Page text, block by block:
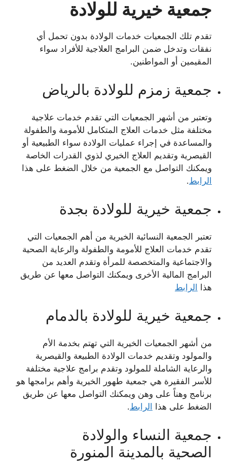
جمعية خيرية للولادة
تقدم تلك الجمعيات خدمات الولادة بدون تحمل أي
نفقات وتدخل ضمن البرامج العلاجية للأفراد سواء
المقيمين أو المواطنين.
جمعية زمزم للولادة بالرياض
وتعتبر من أشهر الجمعيات التي تقدم خدمات علاجية
مختلفة مثل خدمات العلاج المتكامل للأمومة والطفولة
والمساعدة في إجراء عمليات الولادة سواء الطبيعية أو
القيصرية وتقديم العلاج الخيري لذوي القدرات الخاصة
ويمكنك التواصل مع الجمعية من خلال الضغط على هذا
الرابط.
جمعية خيرية للولادة بجدة
تعتبر الجمعية النسائية الخيرية من أهم الجمعيات التي
تقدم خدمات العلاج للأمومة والطفولة والرعاية الصحية
والاجتماعية والمتخصصة للمرأة وتقدم العديد من
البرامج المالية الأخرى ويمكنك التواصل معها عن طريق
هذا
الرابط
جمعية خيرية للولادة بالدمام
من أشهر الجمعيات الخيرية التي تهتم بخدمة الأم
والمولود وتقديم خدمات الولادة الطبيعة والقيصرية
والرعاية الشاملة للمولود وتقدم برامج علاجية مختلفة
للأسر الفقيرة هي جمعية طهور الخيرية وأهم برامجها هو
برنامج وهناً على وهن ويمكنك التواصل معها عن طريق
الضغط على هذا
الرابط.
جمعية النساء والولادة
الصحية بالمدينة المنورة